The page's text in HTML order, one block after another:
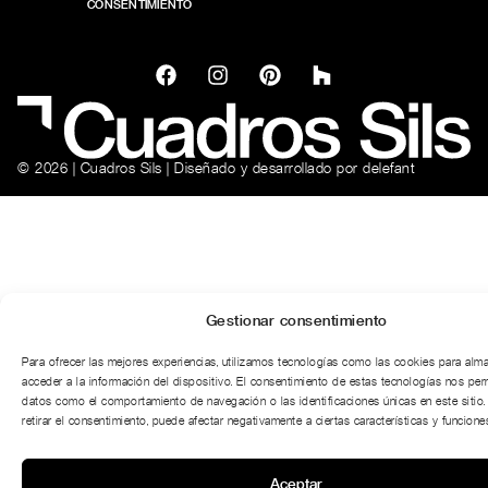
Gestionar consentimiento
Para ofrecer las mejores experiencias, utilizamos tecnologías como las cookies para
acceder a la información del dispositivo. El consentimiento de estas tecnologías nos
datos como el comportamiento de navegación o las identificaciones únicas en este
retirar el consentimiento, puede afectar negativamente a ciertas características y
Aceptar
CONSENTIMIENTO
© 2026 | Cuadros Sils | Diseñado y desarrollado por delefant